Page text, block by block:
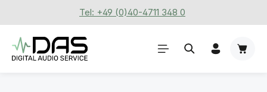
Zum Hauptinhalt springenTel: +49 (0)40-4711 348 0